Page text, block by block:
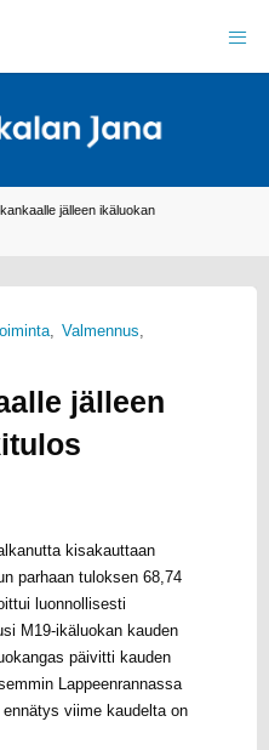
jälleen ikäluokan
, Valmennus,
jälleen
kisakauttaan
parhaan tuloksen 68,74
luonnollisesti
M19-ikäluokan kauden
päivitti kauden
Lappeenrannassa
viime kaudelta on